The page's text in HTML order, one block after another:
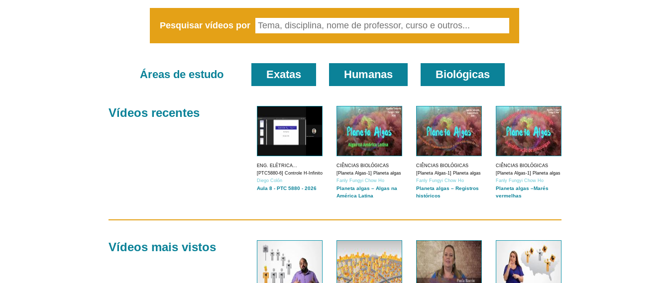
Pesquisar vídeos por
Áreas de estudo Exatas Humanas Biológicas
Vídeos recentes
ENG. ELÉTRICA...
[PTC5880-6] Controle H-Infinito
Diego Colón
Aula 8 - PTC 5880 - 2026
CIÊNCIAS BIOLÓGICAS
[Planeta Algas-1] Planeta algas
Fanly Fungyi Chow Ho
Planeta algas – Algas na
América Latina
CIÊNCIAS BIOLÓGICAS
[Planeta Algas-1] Planeta algas
Fanly Fungyi Chow Ho
Planeta algas – Registros
históricos
CIÊNCIAS BIOLÓGICAS
[Planeta Algas-1] Planeta algas
Fanly Fungyi Chow Ho
Planeta algas –Marés
vermelhas
Vídeos mais vistos